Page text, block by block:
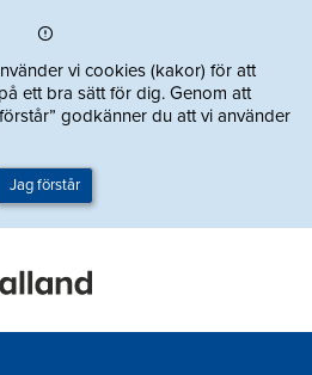
vi cookies (kakor) för att
ett bra sätt för dig. Genom att
godkänner du att vi använder
Jag förstår